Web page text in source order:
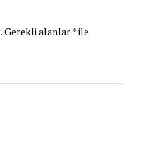
Gerekli alanlar*ile